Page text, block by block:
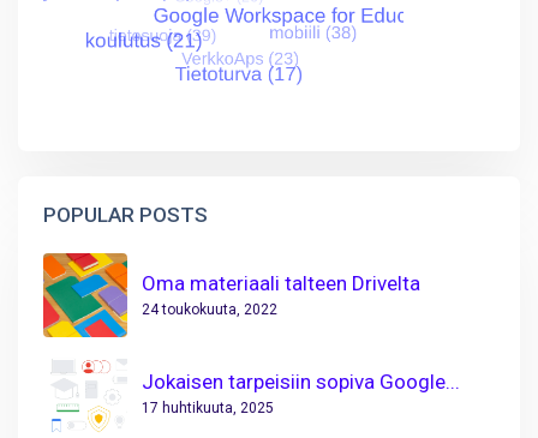
POPULAR POSTS
Oma materiaali talteen Drivelta
24 toukokuuta, 2022
Jokaisen tarpeisiin sopiva Google...
17 huhtikuuta, 2025